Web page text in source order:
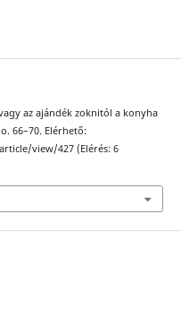
az ajándék zoknitól a konyha
66–70. Elérhető:
view/427 (Elérés: 6